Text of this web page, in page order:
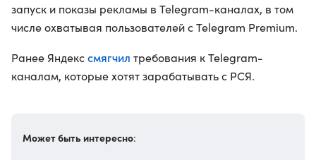
запуск и показы рекламы в Telegram-каналах, в том
числе охватывая пользователей с Telegram Premium.
Ранее Яндекссмягчил требования к Telegram-
каналам, которые хотят зарабатывать с РСЯ.
Может быть интересно: